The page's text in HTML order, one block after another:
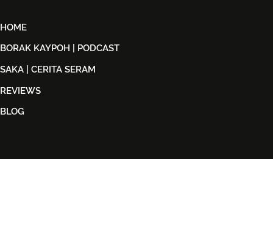
HOME
BORAK KAYPOH | PODCAST
SAKA | CERITA SERAM
REVIEWS
BLOG